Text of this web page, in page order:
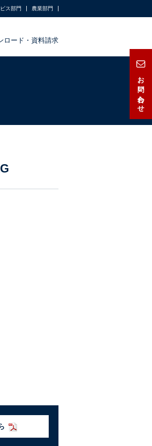
ス部門 農業部門
ロード・資料請求
お問い合わせ